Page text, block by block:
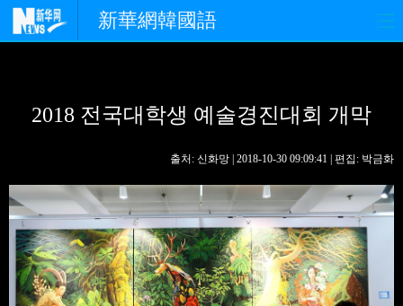
新華網韓國語
경제 사회 포토
핫 TV 문화
연예 관광 오피니언
생생 중국어
2018 전국대학생 예술경진대회 개막
출처: 신화망 | 2018-10-30 09:09:41 | 편집: 박금화